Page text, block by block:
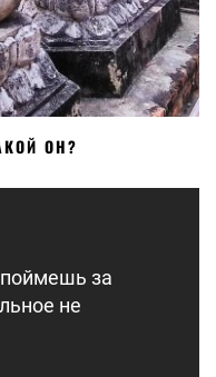
ОН?
за
не